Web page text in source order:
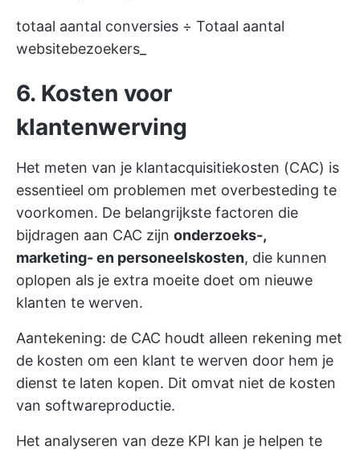
totaal aantal conversies ÷ Totaal aantal
websitebezoekers_
6. Kosten voor
klantenwerving
Het meten van je klantacquisitiekosten (CAC) is
essentieel om problemen met overbesteding te
voorkomen. De belangrijkste factoren die
bijdragen aan CAC zijn onderzoeks-,
marketing- en personeelskosten, die kunnen
oplopen als je extra moeite doet om nieuwe
klanten te werven.
Aantekening: de CAC houdt alleen rekening met
de kosten om een klant te werven door hem je
dienst te laten kopen. Dit omvat niet de kosten
van softwareproductie.
Het analyseren van deze KPI kan je helpen te